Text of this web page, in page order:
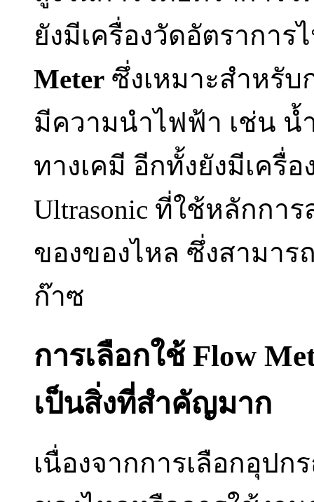
ยังมีเครื่องวัดอัตรากา
Meter ซึ่งเหมาะสำหรับ
มีความนำไฟฟ้า เช่น น้
ทางเคมี อีกทั้งยังมีเครื่
Ultrasonic ที่ใช้หลักกา
ของของไหล ซึ่งสามาร
ก๊าซ
การเลือกใช้ Flow
เป็นสิ่งที่สำคัญมาก
เนื่องจากการเลือกอุป